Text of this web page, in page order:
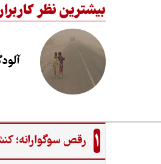
بیشترین نظر
1 رقص سوگوارانه؛